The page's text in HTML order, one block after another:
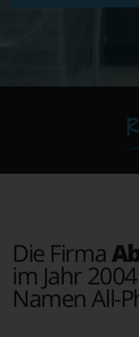
Die Firma
im Jahr
Namen All-